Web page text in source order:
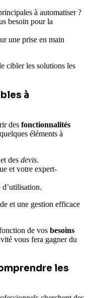
à automatiser ?
besoin pour la
une prise en main
cibler les solutions les
à
des fonctionnalités
éléments à
et des devis.
et votre expert-
d’utilisation.
et une gestion efficace
de vos besoins
vous fera gagner du
les